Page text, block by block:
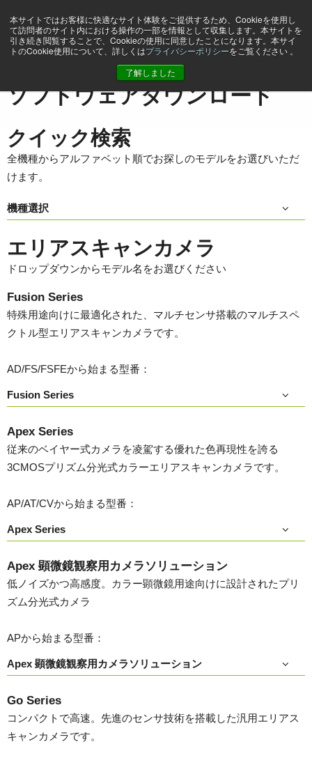
本サイトではお客様に快適なサイト体験をご提供するため、Cookieを使用し
て訪問者のサイト内における操作の一部を情報として収集します。本サイトを
引き続き閲覧することで、Cookieの使用に同意したことになります。本サイ
トのCookie使用について、詳しくはプライバシーポリシーをご覧ください 。
了解しました
ソフトウェアダウンロード
ソフトウェアダウンロード
クイック検索
全機種からアルファベット順でお探しのモデルをお選びいただ
けます。
機種選択
エリアスキャンカメラ
ドロップダウンからモデル名をお選びください
Fusion Series
特殊用途向けに最適化された、マルチセンサ搭載のマルチスペ
クトル型エリアスキャンカメラです。
AD/FS/FSFEから始まる型番：
Fusion Series
Apex Series
従来のベイヤー式カメラを凌駕する優れた色再現性を誇る
3CMOSプリズム分光式カラーエリアスキャンカメラです。
AP/AT/CVから始まる型番：
Apex Series
Apex 顕微鏡観察用カメラソリューション
低ノイズかつ高感度。カラー顕微鏡用途向けに設計されたプリ
ズム分光式カメラ
APから始まる型番：
Apex 顕微鏡観察用カメラソリューション
Go Series
コンパクトで高速。先進のセンサ技術を搭載した汎用エリアス
キャンカメラです。